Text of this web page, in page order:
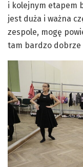
i kolejnym etapem
jest duża i ważna
zespole, mogę
tam bardzo dobrze